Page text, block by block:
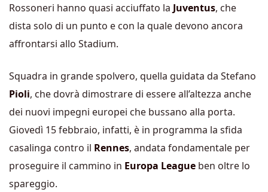
Rossoneri hanno quasi acciuffato la Juventus, che
dista solo di un punto e con la quale devono ancora
affrontarsi allo Stadium.
Squadra in grande spolvero, quella guidata da Stefano
Pioli, che dovrà dimostrare di essere all’altezza anche
dei nuovi impegni europei che bussano alla porta.
Giovedì 15 febbraio, infatti, è in programma la sfida
casalinga contro il Rennes, andata fondamentale per
proseguire il cammino in Europa League ben oltre lo
spareggio.